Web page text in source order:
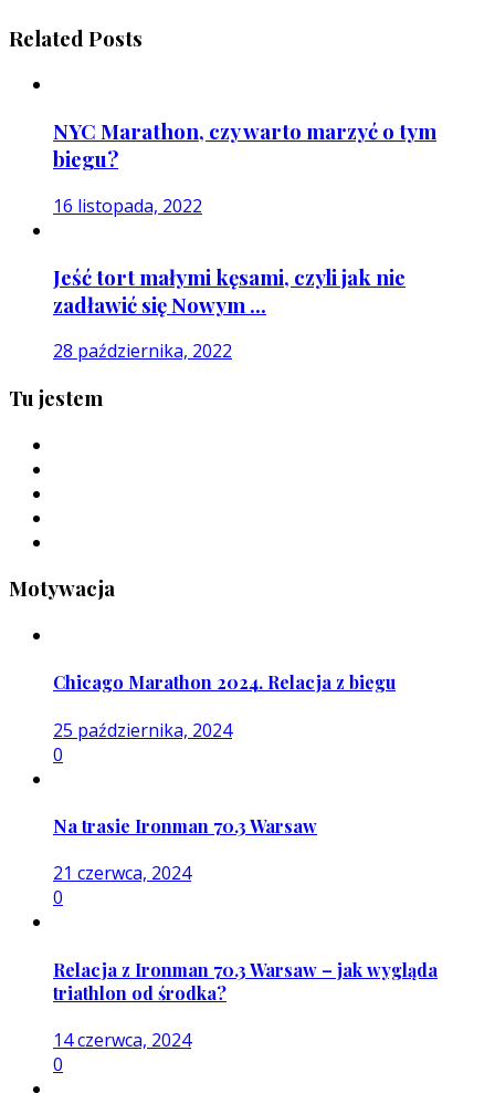
Related Posts
NYC Marathon, czy warto marzyć o tym
biegu?
16 listopada, 2022
Jeść tort małymi kęsami, czyli jak nie
zadławić się Nowym ...
28 października, 2022
Tu jestem
Motywacja
Chicago Marathon 2024. Relacja z biegu
25 października, 2024
0
Na trasie Ironman 70.3 Warsaw
21 czerwca, 2024
0
Relacja z Ironman 70.3 Warsaw – jak wygląda
triathlon od środka?
14 czerwca, 2024
0